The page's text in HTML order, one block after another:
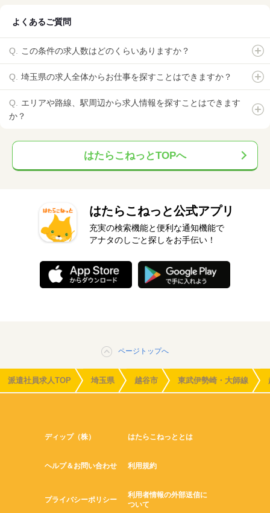
よくあるご質問
この条件の求人数はどのくらいありますか？
埼玉県の求人全体からお仕事を探すことはできますか？
エリアや路線、駅周辺から求人情報を探すことはできます
か？
はたらこねっとTOPへ
はたらこねっと公式アプリ
充実の検索機能と便利な通知機能で
アナタのしごと探しをお手伝い！
ページトップへ
派遣社員求人TOP 埼玉県 越谷市 東武伊勢崎・大師線
ディップ（株） はたらこねっととは
ヘルプ＆お問い合わせ 利用規約
プライバシーポリシー
利用者情報の外部送信に
ついて